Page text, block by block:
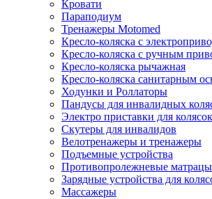
Кровати
Параподиум
Тренажеры Motomed
Кресло-коляска с
Кресло-коляска с ручным
Кресло-коляска рычажная
Кресло-коляска санитарным
Ходунки и Роллаторы
Пандусы для инвалидных
Электро приставки для колясок
Скутеры для инвалидов
Велотренажеры и тренажеры
Подъемные устройства
Противопролежневые
Зарядные устройства для
Массажеры